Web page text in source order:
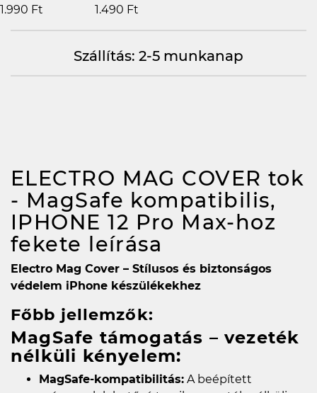
1.990 Ft 1.490 Ft
Szállítás: 2-5 munkanap
ELECTRO MAG COVER tok
- MagSafe kompatibilis,
IPHONE 12 Pro Max-hoz
fekete leírása
Electro Mag Cover – Stílusos és biztonságos
védelem iPhone készülékekhez
Főbb jellemzők:
MagSafe támogatás – vezeték
nélküli kényelem:
MagSafe-kompatibilitás: A beépített